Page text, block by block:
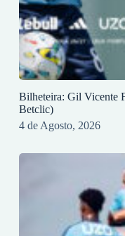
Bilheteira: Gil Vicente
Betclic)
4 de Agosto, 2026